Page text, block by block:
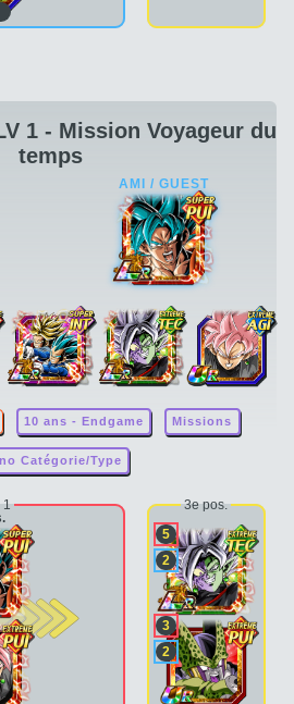
1 - Mission Voyageur du
temps
10 ans - Endgame Missions
Catégorie/Type
1
3e pos.
5
2
3
2